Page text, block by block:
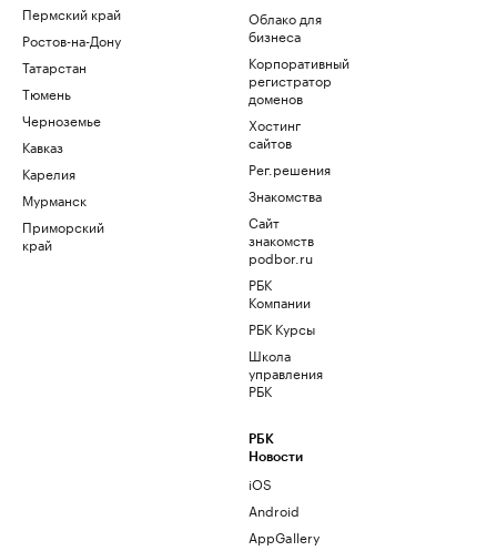
Пермский край
Ростов-на-Дону
Татарстан
Тюмень
Черноземье
Кавказ
Карелия
Мурманск
Приморский
край
Облако для
бизнеса
Корпоративный
регистратор
доменов
Хостинг
сайтов
Рег.решения
Знакомства
Сайт
знакомств
podbor.ru
РБК
Компании
РБК Курсы
Школа
управления
РБК
РБК
Новости
iOS
Android
AppGallery